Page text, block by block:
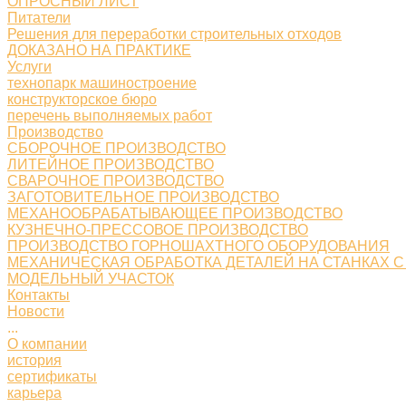
Питатели
Решения для переработки строительных отходов
ДОКАЗАНО НА ПРАКТИКЕ
Услуги
технопарк машиностроение
конструкторское бюро
перечень выполняемых работ
Производство
СБОРОЧНОЕ ПРОИЗВОДСТВО
ЛИТЕЙНОЕ ПРОИЗВОДСТВО
СВАРОЧНОЕ ПРОИЗВОДСТВО
ЗАГОТОВИТЕЛЬНОЕ ПРОИЗВОДСТВО
МЕХАНООБРАБАТЫВАЮЩЕЕ ПРОИЗВОДСТВО
КУЗНЕЧНО-ПРЕССОВОЕ ПРОИЗВОДСТВО
ПРОИЗВОДСТВО ГОРНОШАХТНОГО ОБОРУДОВАНИЯ
МЕХАНИЧЕСКАЯ ОБРАБОТКА ДЕТАЛЕЙ НА СТАНКАХ
МОДЕЛЬНЫЙ УЧАСТОК
Контакты
Новости
...
О компании
история
сертификаты
карьера